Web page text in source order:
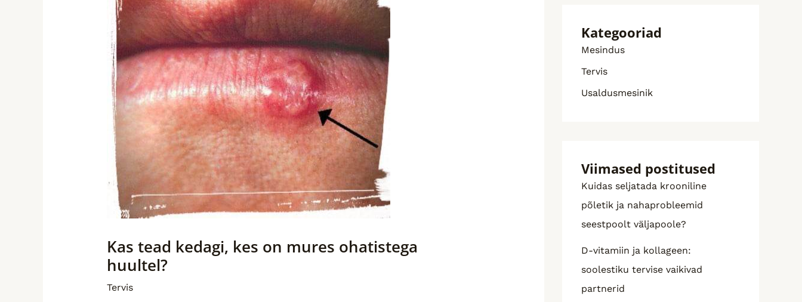
Kas tead kedagi, kes on mures ohatistega
huultel?
Tervis
Kategooriad
Mesindus
Tervis
Usaldusmesinik
Viimased postitused
Kuidas seljatada krooniline
põletik ja nahaprobleemid
seestpoolt väljapoole?
D-vitamiin ja kollageen:
soolestiku tervise vaikivad
partnerid